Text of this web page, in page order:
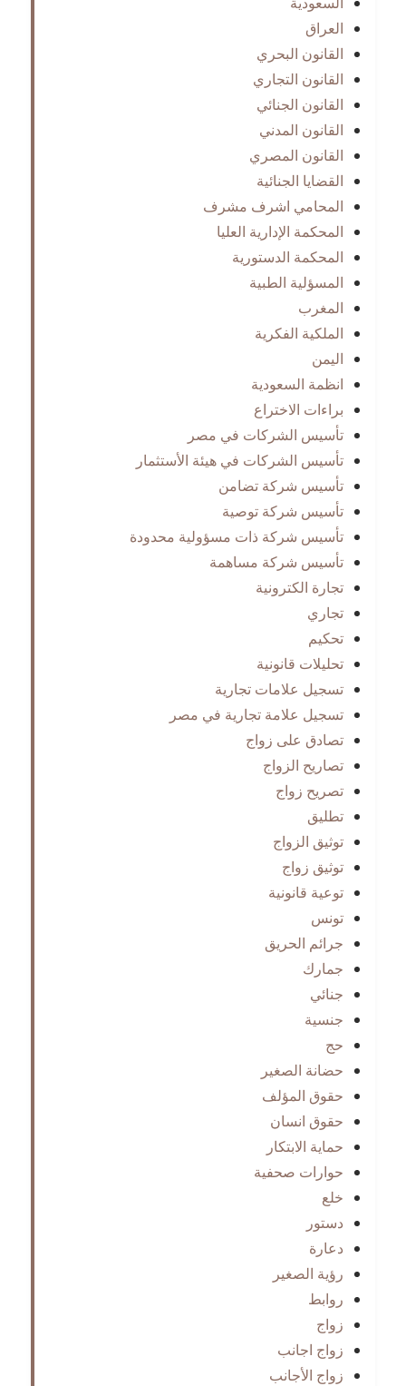
العراق
القانون البحري
القانون التجاري
القانون الجنائي
القانون المدني
القانون المصري
القضايا الجنائية
المحامي اشرف مشرف
المحكمة الإدارية العليا
المحكمة الدستورية
المسؤلية الطبية
المغرب
الملكية الفكرية
اليمن
انظمة السعودية
براءات الاختراع
تأسيس الشركات في مصر
تأسيس الشركات في هيئة الأستثمار
تأسيس شركة تضامن
تأسيس شركة توصية
تأسيس شركة ذات مسؤولية محدودة
تأسيس شركة مساهمة
تجارة الكترونية
تجاري
تحكيم
تحليلات قانونية
تسجيل علامات تجارية
تسجيل علامة تجارية في مصر
تصادق على زواج
تصاريح الزواج
تصريح زواج
تطليق
توثيق الزواج
توثيق زواج
توعية قانونية
تونس
جرائم الحريق
جمارك
جنائي
جنسية
حج
حضانة الصغير
حقوق المؤلف
حقوق انسان
حماية الابتكار
حوارات صحفية
خلع
دستور
دعارة
رؤية الصغير
روابط
زواج
زواج اجانب
زواج الأجانب